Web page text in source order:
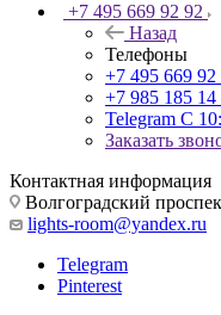
+7 495 669 92 92
Назад
Телефоны
+7 495 669 92
+7 985 185 14
Telegram С
Заказать
Контактная информация
Волгоградский
lights-room@yandex.ru
Telegram
Pinterest